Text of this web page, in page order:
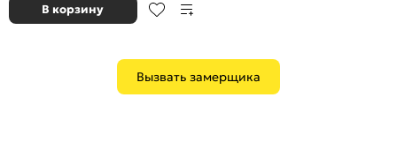
В корзину
Вызвать замерщика